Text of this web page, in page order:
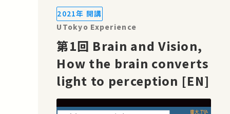
ればSNSなどでシェアをお願いします。
2021年 開講
UTokyo Experience
第1回 Brain and Vision,
How the brain converts
light to perception [EN]